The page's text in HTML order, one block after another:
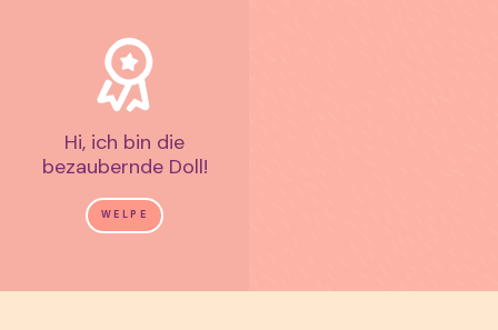
Hi, ich bin die
bezaubernde Doll!
WELPE